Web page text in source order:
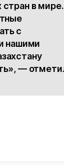
стран в мире.
с
нашими
—